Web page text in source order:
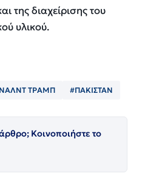
της διαχείρισης του
υλικού.
ΤΡΑΜΠ #ΠΑΚΙΣΤΑΝ
Κοινοποιήστε το